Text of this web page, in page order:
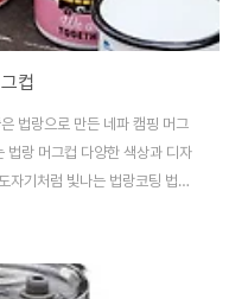
컵
법랑으로 만든 네파 캠핑 머그
랑 머그컵 다양한 색상과 디자
자기처럼 빛나는 법랑코팅 법랑
우며 냄새가 잘 베지 않고 가
재질법랑(본에나
products/10468191206 네